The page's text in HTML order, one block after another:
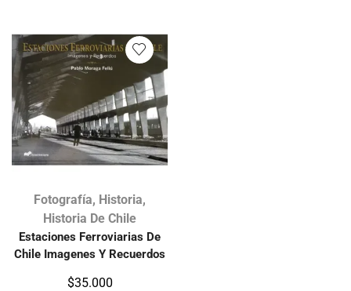
Fotografía, Historia,
Historia De Chile
Estaciones Ferroviarias De
Chile Imagenes Y Recuerdos
$35.000